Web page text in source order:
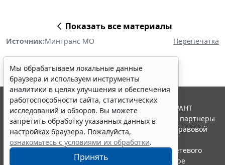
Показать все материалы
Источник:Минтранс МО Перепечатка
Мы обрабатываем локальные данные
браузера и используем инструменты
аналитики в целях улучшения и обеспечения
работоспособности сайта, статистических
исследований и обзоров. Вы можете
запретить обработку указанных данных в
настройках браузера. Пожалуйста,
ознакомьтесь с условиями их обработки.
Принять
© ООО "НПП "ГАРАНТ-СЕРВИС", 2026. Система ГАРАНТ
выпускается с 1990 года. Компания "Гарант" и ее партнеры
являются участниками Российской ассоциации правовой
информации ГАРАНТ.
Портал ГАРАНТ.РУ зарегистрирован в качестве сетевого
издания Федеральной службой по надзору в сфере